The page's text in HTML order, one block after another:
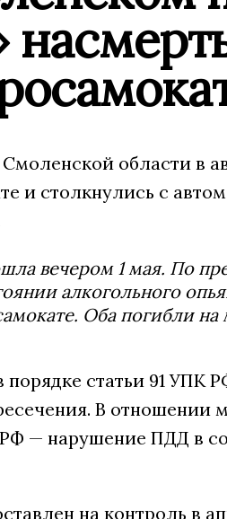
области в
и столкнулись с
вечером 1 мая. По
алкогольного
Оба погибли
статьи 91 УПК
В отношении
РФ — нарушение ПДД в
на контроль в